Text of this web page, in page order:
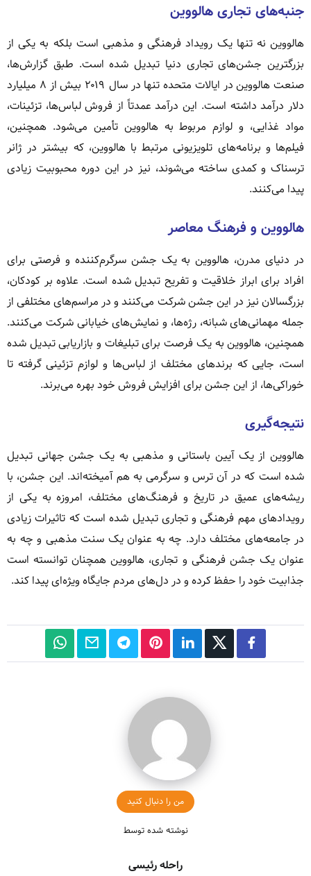
جنبه‌های تجاری هالووین
هالووین نه تنها یک رویداد فرهنگی و مذهبی است بلکه به یکی از
بزرگترین جشن‌های تجاری دنیا تبدیل شده است. طبق گزارش‌ها،
صنعت هالووین در ایالات متحده تنها در سال ۲۰۱۹ بیش از ۸ میلیارد
دلار درآمد داشته است. این درآمد عمدتاً از فروش لباس‌ها، تزئینات،
مواد غذایی، و لوازم مربوط به هالووین تأمین می‌شود. همچنین،
فیلم‌ها و برنامه‌های تلویزیونی مرتبط با هالووین، که بیشتر در ژانر
ترسناک و کمدی ساخته می‌شوند، نیز در این دوره محبوبیت زیادی
پیدا می‌کنند.
هالووین و فرهنگ معاصر
در دنیای مدرن، هالووین به یک جشن سرگرم‌کننده و فرصتی برای
افراد برای ابراز خلاقیت و تفریح تبدیل شده است. علاوه بر کودکان،
بزرگسالان نیز در این جشن شرکت می‌کنند و در مراسم‌های مختلفی از
جمله مهمانی‌های شبانه، رژه‌ها، و نمایش‌های خیابانی شرکت می‌کنند.
همچنین، هالووین به یک فرصت برای تبلیغات و بازاریابی تبدیل شده
است، جایی که برندهای مختلف از لباس‌ها و لوازم تزئینی گرفته تا
خوراکی‌ها، از این جشن برای افزایش فروش خود بهره می‌برند.
نتیجه‌گیری
هالووین از یک آیین باستانی و مذهبی به یک جشن جهانی تبدیل
شده است که در آن ترس و سرگرمی به هم آمیخته‌اند. این جشن، با
ریشه‌های عمیق در تاریخ و فرهنگ‌های مختلف، امروزه به یکی از
رویدادهای مهم فرهنگی و تجاری تبدیل شده است که تاثیرات زیادی
در جامعه‌های مختلف دارد. چه به عنوان یک سنت مذهبی و چه به
عنوان یک جشن فرهنگی و تجاری، هالووین همچنان توانسته است
جذابیت خود را حفظ کرده و در دل‌های مردم جایگاه ویژه‌ای پیدا کند.
من را دنبال کنید
نوشته شده توسط
راحله رئیسی